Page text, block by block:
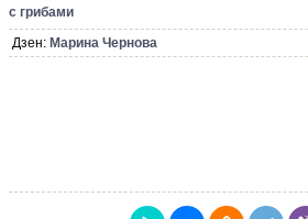
с грибами
Дзен: Марина Чернова